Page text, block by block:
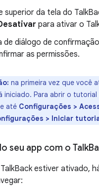
superior da tela do
para ativar o
de diálogo de
as permissões.
na primeira vez que você
iniciado. Para abrir o tutorial
até Configurações >
> Iniciar
seu app com o Talk
estiver ativado,